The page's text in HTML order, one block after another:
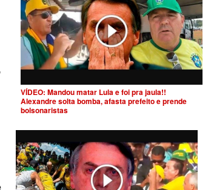
VÍDEO: Mandou matar Lula e foi pra jaula!!
Alexandre solta bomba, afasta prefeito e prende
bolsonaristas